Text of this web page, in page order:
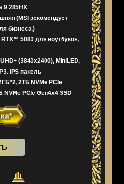
9 285HX
(MSI рекомендует
бизнеса.)
5080 для ноутбуков,
(3840x2400), MiniLED,
IPS панель
2ТБ NVMe PCIe
NVMe PCIe Gen4x4 SSD